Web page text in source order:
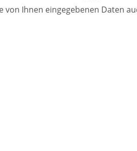
Ihnen eingegebenen Daten